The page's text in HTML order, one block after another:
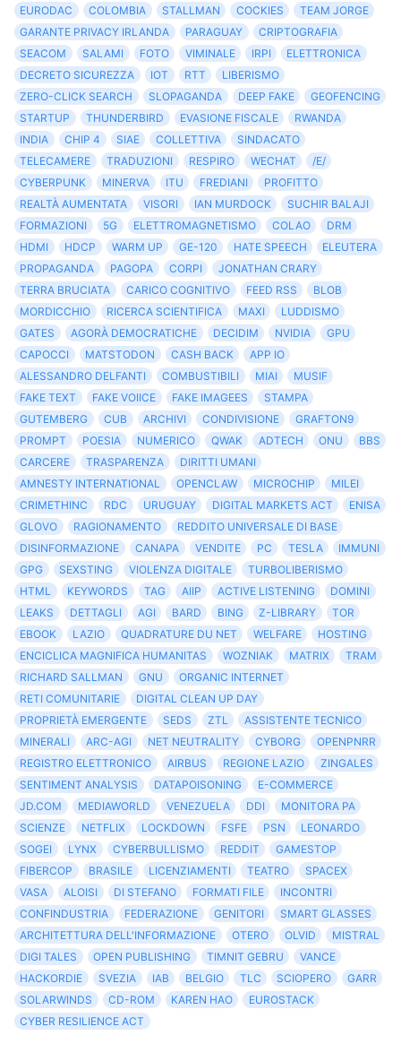
EURODAC
COLOMBIA STALLMAN COCKIES
TEAM JORGE
GARANTE PRIVACY IRLANDA
PARAGUAY
CRIPTOGRAFIA
SEACOM
SALAMI FOTO VIMINALE IRPI
ELETTRONICA
DECRETO SICUREZZA
IOT RTT
LIBERISMO
ZERO-CLICK SEARCH
SLOPAGANDA DEEP FAKE
GEOFENCING
STARTUP
THUNDERBIRD EVASIONE FISCALE
RWANDA
INDIA
CHIP 4 SIAE COLLETTIVA
SINDACATO
TELECAMERE
TRADUZIONI RESPIRO WECHAT
/E/
CYBERPUNK
MINERVA ITU FREDIANI
PROFITTO
REALTÀ AUMENTATA
VISORI IAN MURDOCK
SUCHIR BALAJI
FORMAZIONI
5G ELETTROMAGNETISMO COLAO
DRM
HDMI
HDCP WARM UP GE-120 HATE SPEECH
ELEUTERA
PROPAGANDA
PAGOPA CORPI
JONATHAN CRARY
TERRA BRUCIATA
CARICO COGNITIVO FEED RSS
BLOB
MORDICCHIO
RICERCA SCIENTIFICA MAXI
LUDDISMO
GATES
AGORÀ DEMOCRATICHE DECIDIM NVIDIA
GPU
CAPOCCI
MATSTODON CASH BACK
APP IO
ALESSANDRO DELFANTI
COMBUSTIBILI MIAI
MUSIF
FAKE TEXT
FAKE VOIICE FAKE IMAGEES
STAMPA
GUTEMBERG
CUB ARCHIVI CONDIVISIONE
GRAFTON9
PROMPT
POESIA NUMERICO QWAK ADTECH ONU
BBS
CARCERE
TRASPARENZA
DIRITTI UMANI
AMNESTY INTERNATIONAL
OPENCLAW MICROCHIP
MILEI
CRIMETHINC
RDC URUGUAY DIGITAL MARKETS ACT
ENISA
GLOVO
RAGIONAMENTO
REDDITO UNIVERSALE DI BASE
DISINFORMAZIONE
CANAPA VENDITE PC TESLA
IMMUNI
GPG
SEXSTING VIOLENZA DIGITALE
TURBOLIBERISMO
HTML
KEYWORDS TAG AIIP ACTIVE LISTENING
DOMINI
LEAKS
DETTAGLI AGI BARD BING Z-LIBRARY
TOR
EBOOK
LAZIO QUADRATURE DU NET WELFARE
HOSTING
ENCICLICA MAGNIFICA HUMANITAS
WOZNIAK MATRIX
TRAM
RICHARD SALLMAN
GNU
ORGANIC INTERNET
RETI COMUNITARIE
DIGITAL CLEAN UP DAY
PROPRIETÀ EMERGENTE
SEDS ZTL
ASSISTENTE TECNICO
MINERALI
ARC-AGI NET NEUTRALITY CYBORG
OPENPNRR
REGISTRO ELETTRONICO
AIRBUS REGIONE LAZIO
ZINGALES
SENTIMENT ANALYSIS
DATAPOISONING
E-COMMERCE
JD.COM
MEDIAWORLD VENEZUELA DDI
MONITORA PA
SCIENZE
NETFLIX LOCKDOWN FSFE PSN
LEONARDO
SOGEI
LYNX CYBERBULLISMO REDDIT
GAMESTOP
FIBERCOP
BRASILE LICENZIAMENTI TEATRO
SPACEX
VASA
ALOISI DI STEFANO FORMATI FILE
INCONTRI
CONFINDUSTRIA
FEDERAZIONE GENITORI
SMART GLASSES
ARCHITETTURA DELL'INFORMAZIONE
OTERO OLVID
MISTRAL
DIGI TALES
OPEN PUBLISHING TIMNIT GEBRU
VANCE
HACKORDIE
SVEZIA IAB BELGIO TLC SCIOPERO
GARR
SOLARWINDS
CD-ROM KAREN HAO
EUROSTACK
CYBER RESILIENCE ACT